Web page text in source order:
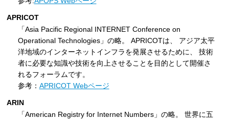
APRICOT
「Asia Pacific Regional INTERNET Conference on
Operational Technologies」の略。 APRICOTは、 アジア太平
洋地域のインターネットインフラを発展させるために、 技術
者に必要な知識や技術を向上させることを目的として開催さ
れるフォーラムです。
参考： APRICOT Webページ
ARIN
「American Registry for Internet Numbers」の略。 世界に五